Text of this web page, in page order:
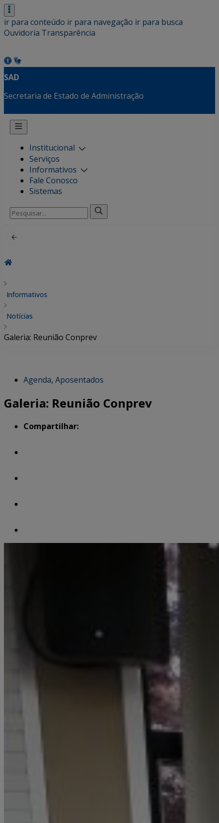
ir para conteúdo ir para navegação ir para busca
Ouvidoria Transparência
SAD
Secretaria de Estado de Administração
Institucional
Serviços
Informativos
Fale Conosco
Sistemas
Pesquisar
por:
Informativos
Notícias
Galeria: Reunião Conprev
Agenda, Aposentados
Galeria: Reunião Conprev
Compartilhar: